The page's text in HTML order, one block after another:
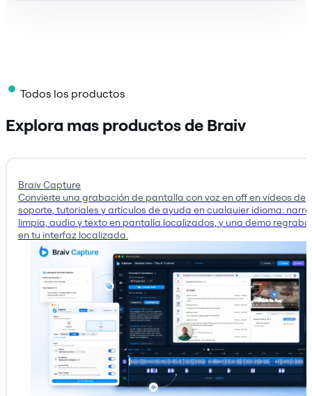
Todos los productos
Explora mas productos de Braiv
Braiv Capture
Convierte una grabación de pantalla con voz en off en vídeos de
soporte, tutoriales y artículos de ayuda en cualquier idioma:
limpia, audio y texto en pantalla localizados, y una demo
en tu interfaz localizada.